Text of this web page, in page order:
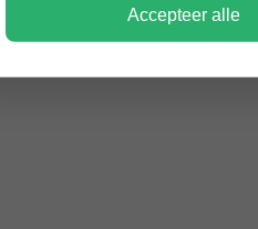
Accepteer alle